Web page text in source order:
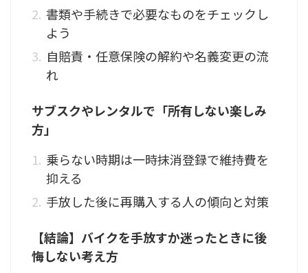
書類や手続きで必要なものをチェックし
よう
自賠責・任意保険の解約や名義変更の流
れ
サブスクやレンタルで「所有しない楽しみ
方」
乗らない時期は一時抹消登録で維持費を
抑える
手放した後に再購入する人の傾向と対策
【結論】バイクを手放すか迷ったときに後
悔しない考え方